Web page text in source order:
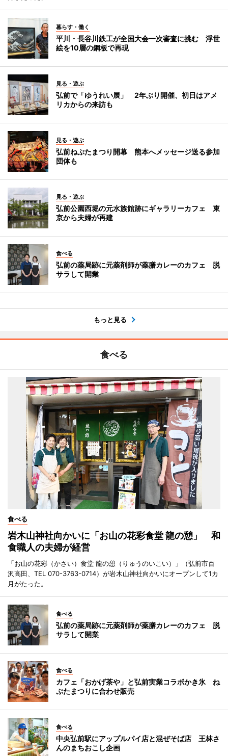
暮らす・働く
平川・長谷川鉄工が全国大会一次審査に挑む 浮世
絵を10層の鋼板で再現
見る・遊ぶ
弘前で「ゆうれい展」 2年ぶり開催、初日はアメ
リカからの来訪も
見る・遊ぶ
弘前ねぷたまつり開幕 熊本へメッセージ送る参加
団体も
見る・遊ぶ
弘前公園西堀の元水族館跡にギャラリーカフェ 東
京から夫婦が再建
食べる
弘前の薬局跡に元薬剤師が薬膳カレーのカフェ 脱
サラして開業
もっと見る
食べる
食べる
岩木山神社向かいに「お山の花彩食堂 龍の憩」 和
食職人の夫婦が経営
「お山の花彩（かさい）食堂 龍の憩（りゅうのいこい）」（弘前市百
沢高田、TEL 070-3763-0714）が岩木山神社向かいにオープンして1カ
月がたった。
食べる
弘前の薬局跡に元薬剤師が薬膳カレーのカフェ 脱
サラして開業
食べる
カフェ「おかげ茶や」と弘前実業コラボかき氷 ね
ぷたまつりに合わせ販売
食べる
中央弘前駅にアップルパイ店と混ぜそば店 王林さ
んのまちおこし企画